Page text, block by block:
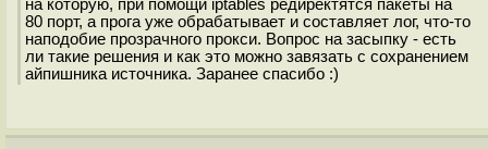
на которую, при помощи iptables редиректятся пакеты на
80 порт, а прога уже обрабатывает и составляет лог, что-то
наподобие прозрачного прокси. Вопрос на засыпку - есть
ли такие решения и как это можно завязать с сохранением
айпишника источника. Заранее спасибо :)